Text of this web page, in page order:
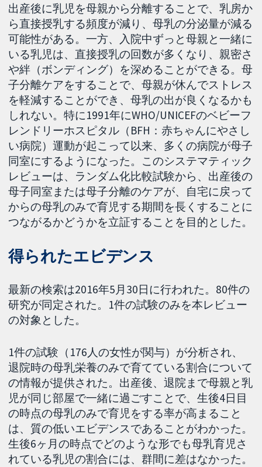
出産後に乳児を母親から分離することで、乳房か
ら直接授乳する頻度が減り、母乳の分泌量が減る
可能性がある。一方、入院中ずっと母親と一緒に
いる乳児は、直接授乳の回数が多くなり、親密さ
や絆（ボンディング）を深めることができる。母
子分離ケアをすることで、母親が休んでストレス
を軽減することができ、母乳の出が良くなるかも
しれない。特に1991年にWHO/UNICEFのベビーフ
レンドリーホスピタル（BFH：赤ちゃんにやさし
い病院）運動が起こって以来、多くの病院が母子
同室にするようになった。このシステマティック
レビューは、ランダム化比較試験から、出産後の
母子同室または母子分離のケアが、自宅に戻って
からの母乳のみで育児する期間を長くすることに
つながるかどうかを立証することを目的とした。
得られたエビデンス
最新の検索は2016年5月30日に行われた。80件の
研究が同定された。1件の試験のみを本レビュー
の対象とした。
1件の試験（176人の女性が関与）が分析され、
退院時の母乳栄養のみで育てている割合について
の情報が提供された。出産後、退院まで母親と乳
児が同じ部屋で一緒に過ごすことで、生後4日目
の時点の母乳のみで育児をする率が高まること
は、質の低いエビデンスであることがわかった。
生後6ヶ月の時点でどのような形でも母乳育児さ
れている乳児の割合には、群間に差はなかった。